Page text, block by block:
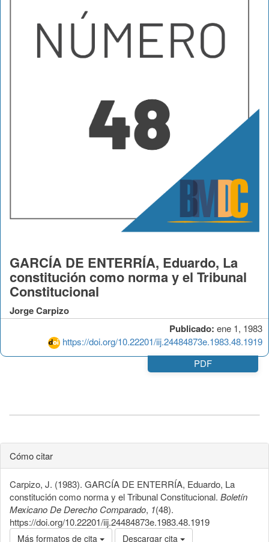
Publicado: ene 1, 1983
https://doi.org/10.22201/iij.24484873e.1983.48.1919
GARCÍA DE ENTERRÍA, Eduardo, La
constitución como norma y el Tribunal
Constitucional
Jorge Carpizo
PDF
Cómo citar
Carpizo, J. (1983). GARCÍA DE ENTERRÍA, Eduardo, La
constitución como norma y el Tribunal Constitucional. Boletín
Mexicano De Derecho Comparado, 1(48).
https://doi.org/10.22201/iij.24484873e.1983.48.1919
Más formatos de cita Descargar cita